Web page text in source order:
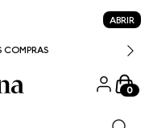
ABRIR
COMPRAS
0